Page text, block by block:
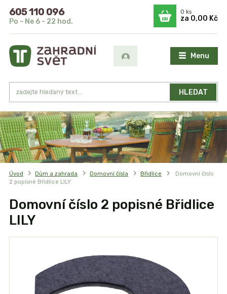
Menu
HLEDAT
605 110 096
Po - Ne 6 - 22 hod.
0ks
za 0,00 Kč
Úvod Dům a zahrada Domovní čísla Břidlice
Domovní číslo
2 popisné Břidlice LILY
Domovní číslo 2 popisné Břidlice
LILY